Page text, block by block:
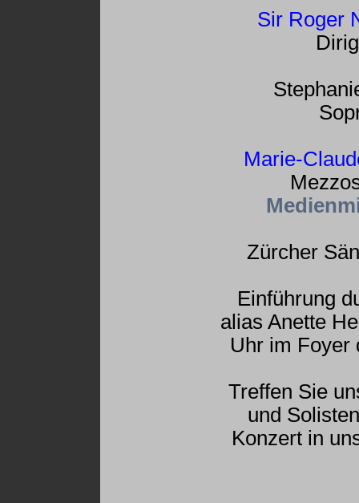
Sir Roger
Marie-
Zürcher
Einführung
alias Anette
Uhr im Foyer
Treffen Sie
und
Konzert in